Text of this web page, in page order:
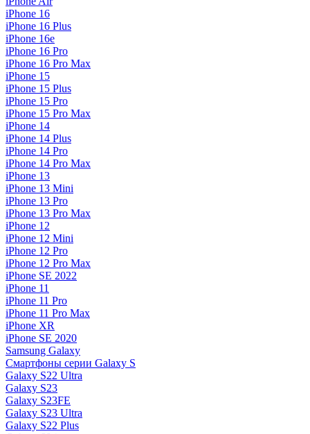
iPhone 16
iPhone 16 Plus
iPhone 16e
iPhone 16 Pro
iPhone 16 Pro Max
iPhone 15
iPhone 15 Plus
iPhone 15 Pro
iPhone 15 Pro Max
iPhone 14
iPhone 14 Plus
iPhone 14 Pro
iPhone 14 Pro Max
iPhone 13
iPhone 13 Mini
iPhone 13 Pro
iPhone 13 Pro Max
iPhone 12
iPhone 12 Mini
iPhone 12 Pro
iPhone 12 Pro Max
iPhone SE 2022
iPhone 11
iPhone 11 Pro
iPhone 11 Pro Max
iPhone XR
iPhone SE 2020
Samsung Galaxy
Смартфоны серии Galaxy S
Galaxy S22 Ultra
Galaxy S23
Galaxy S23FE
Galaxy S23 Ultra
Galaxy S22 Plus